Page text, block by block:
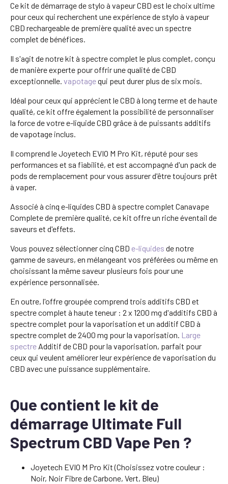
Ce kit de démarrage de stylo à vapeur CBD est le choix ultime
pour ceux qui recherchent une expérience de stylo à vapeur
CBD rechargeable de première qualité avec un spectre
complet de bénéfices.
Il s'agit de notre kit à spectre complet le plus complet, conçu
de manière experte pour offrir une qualité de CBD
exceptionnelle. vapotagequi peut durer plus de six mois.
Idéal pour ceux qui apprécient le CBD à long terme et de haute
qualité, ce kit offre également la possibilité de personnaliser
la force de votre e-liquide CBD grâce à de puissants additifs
de vapotage inclus.
Il comprend le Joyetech EVIO M Pro Kit, réputé pour ses
performances et sa fiabilité, et est accompagné d'un pack de
pods de remplacement pour vous assurer d'être toujours prêt
à vaper.
Associé à cinq e-liquides CBD à spectre complet Canavape
Complete de première qualité, ce kit offre un riche éventail de
saveurs et d'effets.
Vous pouvez sélectionner cinq CBD e-liquides de notre
gamme de saveurs, en mélangeant vos préférées ou même en
choisissant la même saveur plusieurs fois pour une
expérience personnalisée.
En outre, l'offre groupée comprend trois additifs CBD et
spectre complet à haute teneur : 2 x 1200 mg d'additifs CBD à
spectre complet pour la vaporisation et un additif CBD à
spectre complet de 2400 mg pour la vaporisation. Large
spectre Additif de CBD pour la vaporisation, parfait pour
ceux qui veulent améliorer leur expérience de vaporisation du
CBD avec une puissance supplémentaire.
Que contient le kit de
démarrage Ultimate Full
Spectrum CBD Vape Pen ?
Joyetech EVIO M Pro Kit (Choisissez votre couleur :
Noir, Noir Fibre de Carbone, Vert, Bleu)